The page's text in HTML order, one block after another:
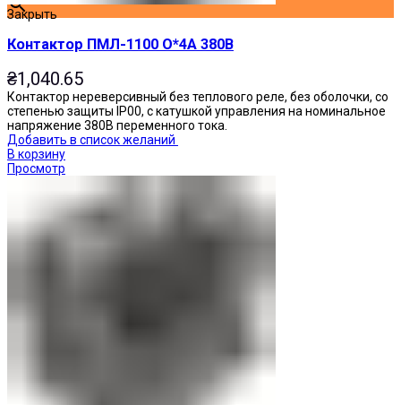
Закрыть
Контактор ПМЛ-1100 О*4А 380В
₴1,040.65
Контактор нереверсивный без теплового реле, без оболочки, со
степенью защиты IP00, с катушкой управления на номинальное
напряжение 380В переменного тока.
Добавить в список желаний
В корзину
Просмотр